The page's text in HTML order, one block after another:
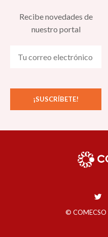
Recibe novedades de
nuestro portal
© COMECSO